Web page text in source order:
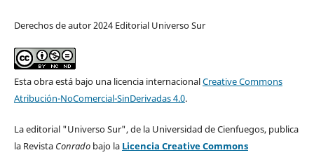
Derechos de autor 2024 Editorial Universo Sur
Esta obra está bajo una licencia internacionalCreative Commons
Atribución-NoComercial-SinDerivadas 4.0.
La editorial "Universo Sur", de la Universidad de Cienfuegos, publica
la Revista Conradobajo la Licencia Creative Commons